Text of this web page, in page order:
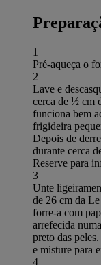
1
Pré-aqueça o
2
Lave e
cerca de ½ cm
funciona bem
frigideira
Depois de
durante cerca
Reserve para
3
Unte
de 26 cm da
forre-a com
arrefecida
preto das
e misture para
4